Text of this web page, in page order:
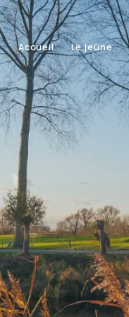
Accueil Le jeûne